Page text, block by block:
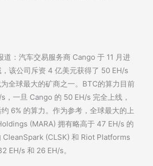
：汽车交易服务商 Cango 于 11 月进
该公司斥资 4 亿美元获得了 50 EH/s
全球最大的矿商之一。BTC的算力目前
，一旦 Cango 的 50 EH/s 完全上线，
6% 的算力。作为参考，全球最大的上
(MARA) 拥有略高于 47 EH/s 的
CleanSpark (CLSK) 和 Riot Platforms
EH/s 和 26 EH/s。